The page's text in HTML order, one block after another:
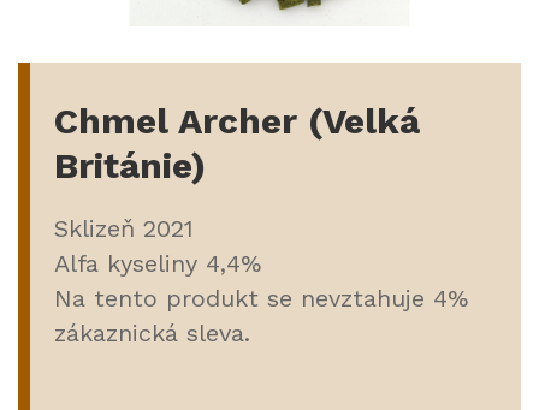
Chmel Archer (Velká
Británie)
Sklizeň 2021
Alfa kyseliny 4,4%
Na tento produkt se nevztahuje 4%
zákaznická sleva.